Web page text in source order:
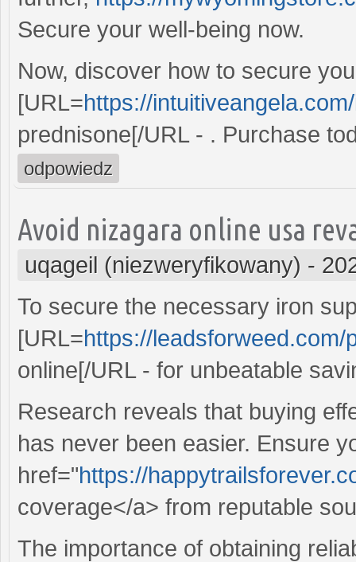
Secure your well-being now.
Now, discover how to secure
[URL=https://
prednisone[/URL - . Purchase
odpowiedz
Avoid nizagara online usa
uqageil (niezweryfikowany) -
To secure the necessary iron
[URL=https://leadsforweed.com/
online[/URL - for unbeatable
Research reveals that buying
has never been easier. Ensure
href="https://
coverage</a> from reputable
The importance of obtaining